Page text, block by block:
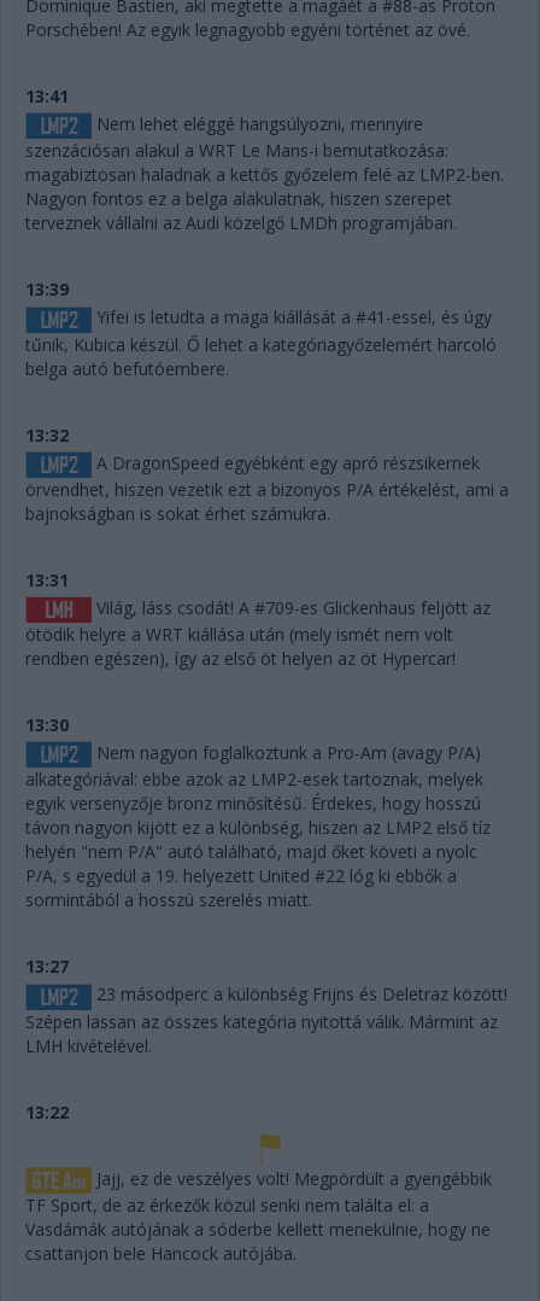
Dominique Bastien, aki megtette a magáét a #88-as Proton
Porschében! Az egyik legnagyobb egyéni történet az övé.
13:41
Nem lehet eléggé hangsúlyozni, mennyire
szenzációsan alakul a WRT Le Mans-i bemutatkozása:
magabiztosan haladnak a kettős győzelem felé az LMP2-ben.
Nagyon fontos ez a belga alakulatnak, hiszen szerepet
terveznek vállalni az Audi közelgő LMDh programjában.
13:39
Yifei is letudta a maga kiállását a #41-essel, és úgy
tűnik, Kubica készül. Ő lehet a kategóriagyőzelemért harcoló
belga autó befutóembere.
13:32
A DragonSpeed egyébként egy apró részsikernek
örvendhet, hiszen vezetik ezt a bizonyos P/A értékelést, ami a
bajnokságban is sokat érhet számukra.
13:31
Világ, láss csodát! A #709-es Glickenhaus feljött az
ötödik helyre a WRT kiállása után (mely ismét nem volt
rendben egészen), így az első öt helyen az öt Hypercar!
13:30
Nem nagyon foglalkoztunk a Pro-Am (avagy P/A)
alkategóriával: ebbe azok az LMP2-esek tartoznak, melyek
egyik versenyzője bronz minősítésű. Érdekes, hogy hosszú
távon nagyon kijött ez a különbség, hiszen az LMP2 első tíz
helyén "nem P/A" autó található, majd őket követi a nyolc
P/A, s egyedül a 19. helyezett United #22 lóg ki ebbők a
sormintából a hosszú szerelés miatt.
13:27
23 másodperc a különbség Frijns és Deletraz között!
Szépen lassan az összes kategória nyitottá válik. Mármint az
LMH kivételével.
13:22
Jajj, ez de veszélyes volt! Megpördült a gyengébbik
TF Sport, de az érkezők közül senki nem találta el: a
Vasdámák autójának a sóderbe kellett menekülnie, hogy ne
csattanjon bele Hancock autójába.